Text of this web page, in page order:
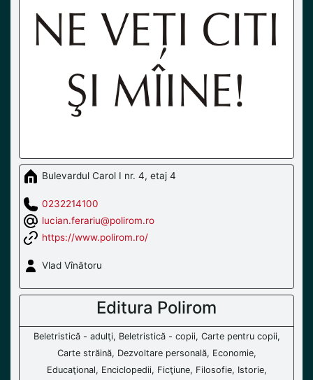
Bulevardul Carol I nr. 4, etaj 4
0232214100
lucian.ferariu@polirom.ro
https://www.polirom.ro/
Vlad Vînătoru
Editura Polirom
Beletristică - adulţi, Beletristică - copii, Carte pentru copii,
Carte străină, Dezvoltare personală, Economie,
Educaţional, Enciclopedii, Ficţiune, Filosofie, Istorie,